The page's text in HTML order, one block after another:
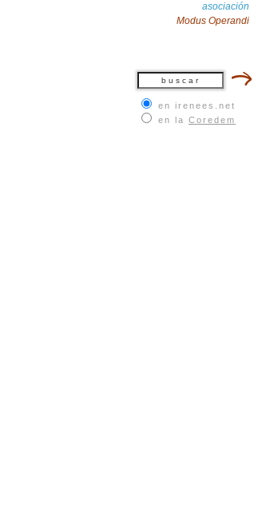
asociación
Modus Operandi
en irenees.net
en la Coredem